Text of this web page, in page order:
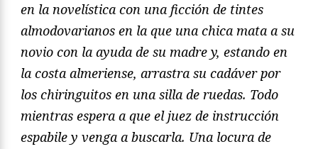
en la novelística con una ficción de tintes
almodovarianos en la que una chica mata a su
novio con la ayuda de su madre y, estando en
la costa almeriense, arrastra su cadáver por
los chiringuitos en una silla de ruedas. Todo
mientras espera a que el juez de instrucción
espabile y venga a buscarla. Una locura de